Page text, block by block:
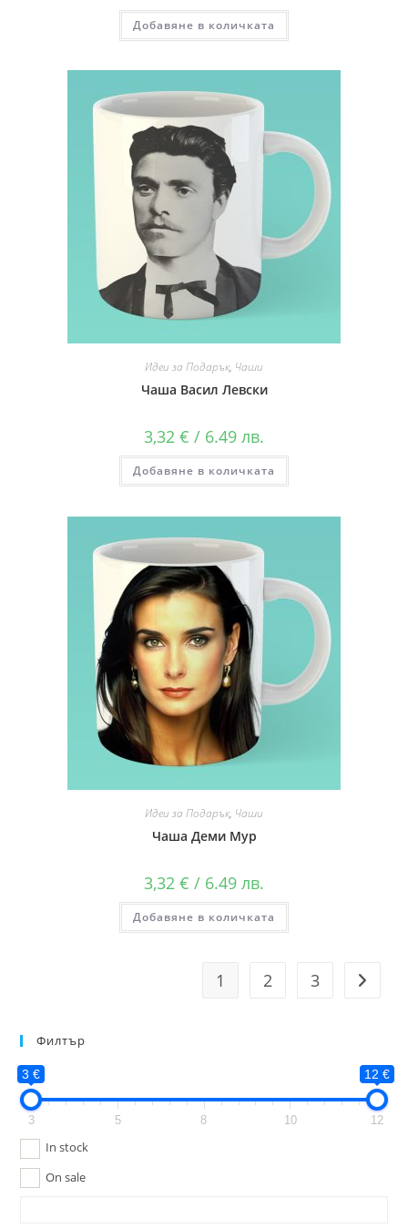
Добавяне в количката
Идеи за Подарък, Чаши
Чаша Васил Левски
3,32 € / 6.49 лв.
Добавяне в количката
Идеи за Подарък, Чаши
Чаша Деми Мур
3,32 € / 6.49 лв.
Добавяне в количката
1 2 3
Филтър
3 € 12 €
3 5 8 10 12
In stock
On sale